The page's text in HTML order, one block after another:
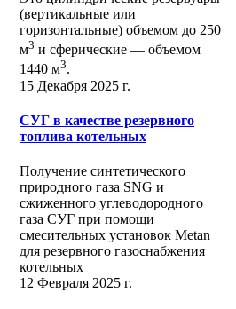
(вертикальные или
горизонтальные) объемом до 250
м3 и сферические ― объемом
1440 м3.
15 Декабря 2025 г.
СУГ в качестве резервного
топлива котельных
Получение синтетического
природного газа SNG и
сжиженного углеводородного
газа СУГ при помощи
смесительных установок Metan
для резервного газоснабжения
котельных
12 Февраля 2025 г.